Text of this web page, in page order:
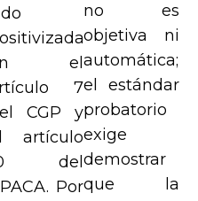
el
7
CGP y
artículo
del
Por
no es
objetiva ni
automática;
el estándar
probatorio
exige
demostrar
que la